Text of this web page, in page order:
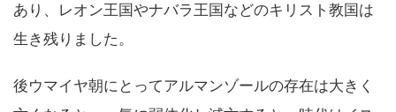
あり、レオン王国やナバラ王国などのキリスト教国は
生き残りました。
後ウマイヤ朝にとってアルマンゾールの存在は大きく